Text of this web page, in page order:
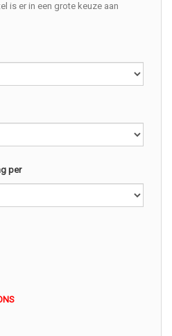
is er in een grote keuze aan
per